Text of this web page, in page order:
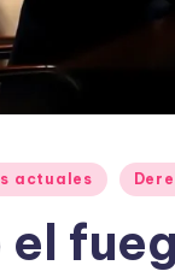
actuales